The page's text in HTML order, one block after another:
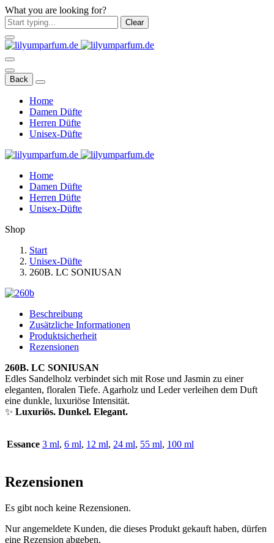
What you are looking for?
Clear
Back
Home
Damen Düfte
Herren Düfte
Unisex-Düfte
Home
Damen Düfte
Herren Düfte
Unisex-Düfte
Shop
Start
Unisex-Düfte
260B. LC SONIUSAN
Beschreibung
Zusätzliche Informationen
Produktsicherheit
Rezensionen
260B. LC SONIUSAN
Edles Sandelholz verbindet sich mit Rose und Jasmin zu einer
eleganten, floralen Tiefe. Agarholz und Leder verleihen dem Duft
eine dunkle, luxuriöse Intensität.
✨ Luxuriös. Dunkel. Elegant.
Essance 3 ml, 6 ml, 12 ml, 24 ml, 55 ml, 100 ml
Rezensionen
Es gibt noch keine Rezensionen.
Nur angemeldete Kunden, die dieses Produkt gekauft haben, dürfen
eine Rezension abgeben.